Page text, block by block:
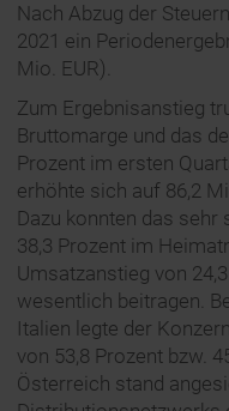
Nach Abzug der
2021 ein
Mio. EUR).
Zum Ergebnisanstieg
Bruttomarge und das
Prozent im ersten
erhöhte sich auf 86,2
Dazu konnten das
38,3 Prozent im
Umsatzanstieg von
wesentlich beitragen.
Italien legte der
von 53,8 Prozent bzw.
Österreich stand